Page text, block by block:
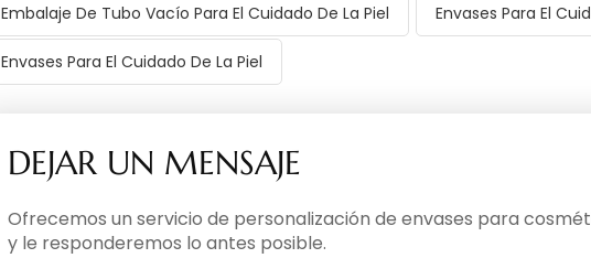
Embalaje De Tubo Vacío Para El Cuidado De La Piel Envases Para El
Envases Para El Cuidado De La Piel
DEJAR UN MENSAJE
Ofrecemos un servicio de personalización de envases para
y le responderemos lo antes posible.